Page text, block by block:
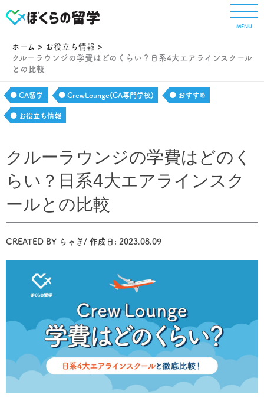
容
MENU
ホーム
お役立ち情報
クルーラウンジの学費はどのくらい？日系4大エアラインスクール
との比較
CA留学 CrewLounge(CA専門学校) おすすめ
お役立ち情報
クルーラウンジの学費はどのく
らい？日系4大エアラインスク
ールとの比較
CREATED BY ちゃぎ/ 作成日: 2023.08.09